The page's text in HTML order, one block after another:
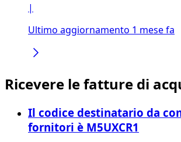
|
Ultimo aggiornamento 1 mese fa
Ricevere le fatture di
Il codice destinatario da
fornitori è M5UXCR1